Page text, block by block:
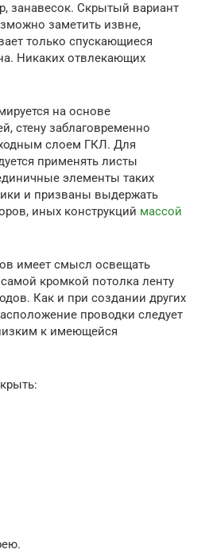
занавесок. Скрытый вариант
заметить извне,
только спускающиеся
Никаких отвлекающих
на основе
стену заблаговременно
слоем ГКЛ. Для
применять листы
элементы таких
и призваны выдержать
иных конструкций массой
имеет смысл освещать
кромкой потолка ленту
Как и при создании других
проводки следует
к имеющейся